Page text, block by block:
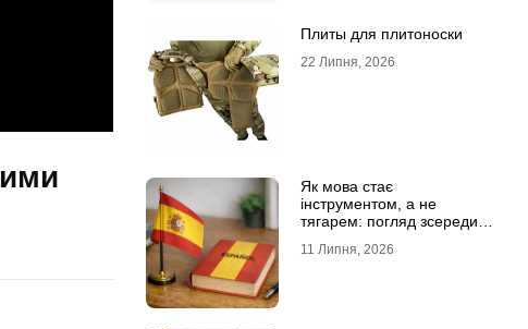
Плиты для плитоноски
22 Липня, 2026
Як мова стає
інструментом, а не
тягарем: погляд зсередини
11 Липня, 2026